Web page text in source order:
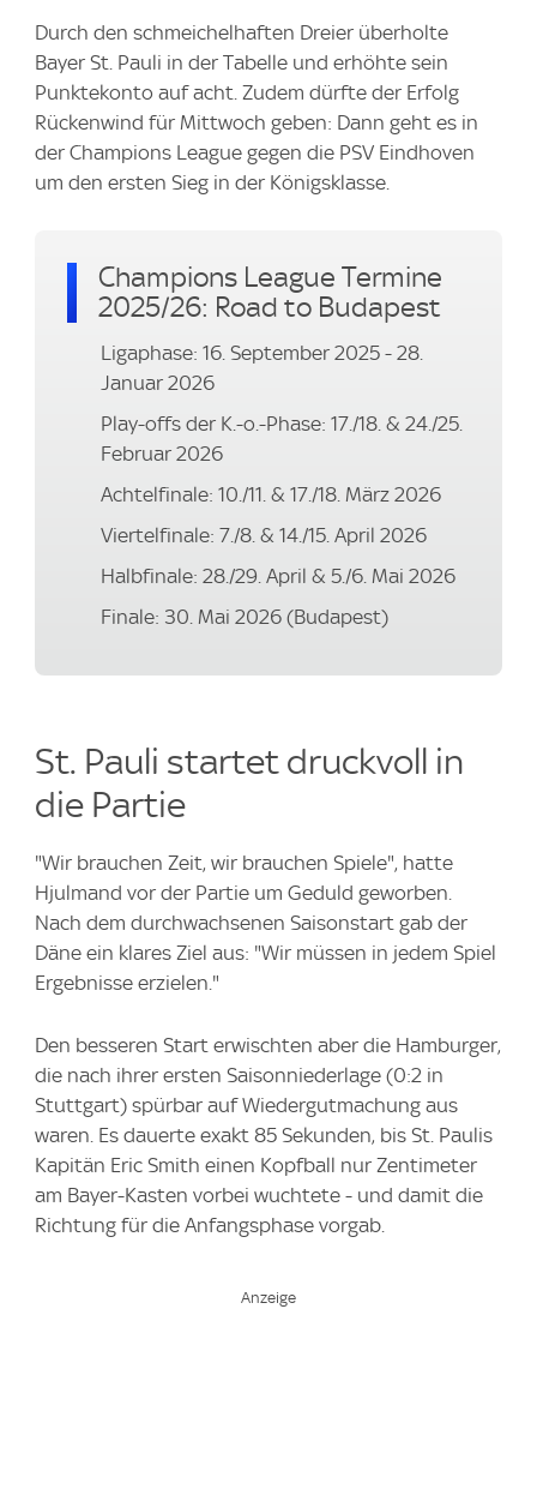
Durch den schmeichelhaften Dreier überholte
Bayer St. Pauli in der Tabelle und erhöhte sein
Punktekonto auf acht. Zudem dürfte der Erfolg
Rückenwind für Mittwoch geben: Dann geht es in
der Champions League gegen die PSV Eindhoven
um den ersten Sieg in der Königsklasse.
Champions League Termine
2025/26: Road to Budapest
Ligaphase: 16. September 2025 - 28.
Januar 2026
Play-offs der K.-o.-Phase: 17./18. & 24./25.
Februar 2026
Achtelfinale: 10./11. & 17./18. März 2026
Viertelfinale: 7./8. & 14./15. April 2026
Halbfinale: 28./29. April & 5./6. Mai 2026
Finale: 30. Mai 2026 (Budapest)
St. Pauli startet druckvoll in
die Partie
"Wir brauchen Zeit, wir brauchen Spiele", hatte
Hjulmand vor der Partie um Geduld geworben.
Nach dem durchwachsenen Saisonstart gab der
Däne ein klares Ziel aus: "Wir müssen in jedem Spiel
Ergebnisse erzielen."
Den besseren Start erwischten aber die Hamburger,
die nach ihrer ersten Saisonniederlage (0:2 in
Stuttgart) spürbar auf Wiedergutmachung aus
waren. Es dauerte exakt 85 Sekunden, bis St. Paulis
Kapitän Eric Smith einen Kopfball nur Zentimeter
am Bayer-Kasten vorbei wuchtete - und damit die
Richtung für die Anfangsphase vorgab.